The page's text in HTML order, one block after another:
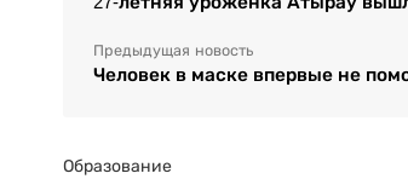
Предыдущая новость
Человек в маске впервые не
Образование